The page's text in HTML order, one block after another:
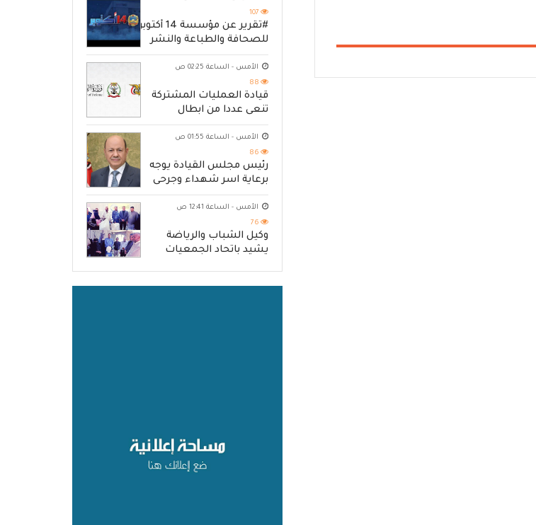
107
#تقرير عن مؤسسة 14 أكتوبر
للصحافة والطباعة والنشر
الأمس - الساعة 02:25 ص
88
قيادة العمليات المشتركة
تنعى عددا من ابطال
القوات المسلحة
الأمس - الساعة 01:55 ص
86
رئيس مجلس القيادة يوجه
برعاية اسر شهداء وجرحى
الهجوم الإرهابي الحوثي
والرد الحازم على مصدر
التهديد
الأمس - الساعة 12:41 ص
76
وكيل الشباب والرياضة
يشيد باتحاد الجمعيات